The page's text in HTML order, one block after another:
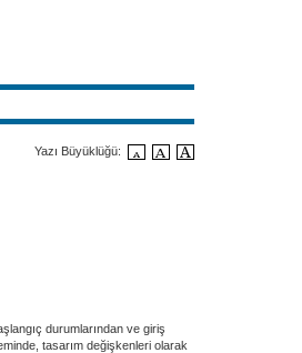
Yazı Büyüklüğü:
durumlarından ve giriş
tasarım değişkenleri olarak